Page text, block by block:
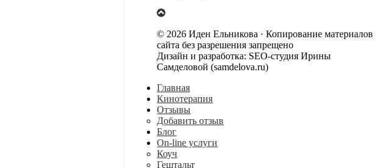
© 2026 Иден Ельникова · Копирование материалов
сайта без разрешения запрещено
Дизайн и разработка: SEO-студия Ирины
Самделовой (samdelova.ru)
Главная
Кинотерапия
Отзывы
Добавить отзыв
Блог
On-line услуги
Коуч
Гештальт